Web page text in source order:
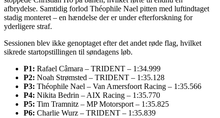
afbrydelse. Samtidig forlod Théophile Nael pitten med luftindtaget
stadig monteret – en hændelse der er under efterforskning for
yderligere straf.
Sessionen blev ikke genoptaget efter det andet røde flag, hvilket
sikrede startopstillingen til søndagens løb.
P1: Rafael Câmara – TRIDENT – 1:34.999
P2: Noah Strømsted – TRIDENT – 1:35.128
P3: Théophile Nael – Van Amersfoort Racing – 1:35.566
P4: Nikita Bedrin – AIX Racing – 1:35.770
P5: Tim Tramnitz – MP Motorsport – 1:35.825
P6: Charlie Wurz – TRIDENT – 1:35.839​